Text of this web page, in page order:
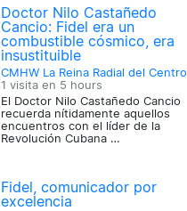
Doctor Nilo Castañedo
Cancio: Fidel era un
combustible cósmico, era
insustituible
CMHW La Reina Radial del Centro
1 visita en 5 hours
El Doctor Nilo Castañedo Cancio
recuerda nítidamente aquellos
encuentros con el líder de la
Revolución Cubana …
Fidel, comunicador por
excelencia